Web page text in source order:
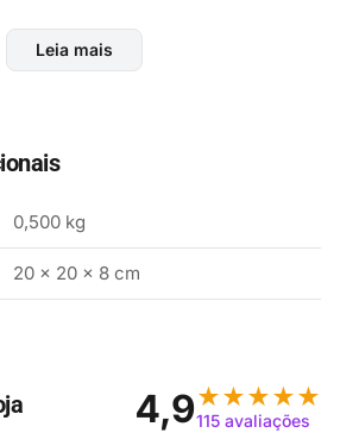
jogos compatíveis com o
com facilidade conteúdo
tela, gravações e mais com o
no revestimento traseiro.
Leia mais
0,500 kg
20 × 20 × 8 cm
4,9★★★★★
115 avaliações